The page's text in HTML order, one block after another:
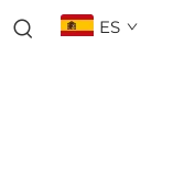
ES